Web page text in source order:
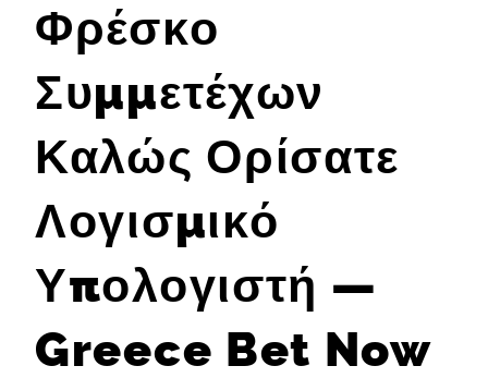
Φρέσκο
Συμμετέχων
Καλώς Ορίσατε
Λογισμικό
Υπολογιστή —
Greece Bet Now